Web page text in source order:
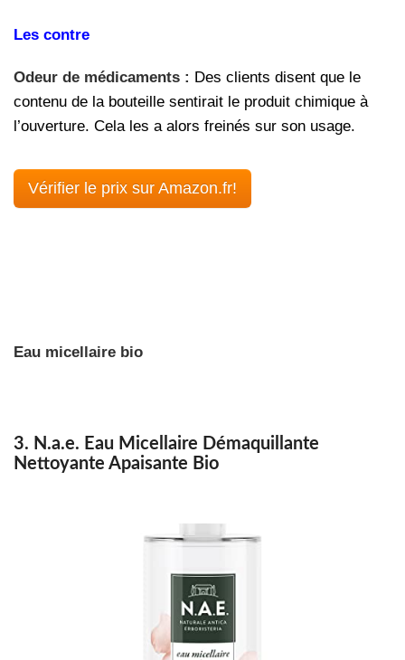
Les contre
Odeur de médicaments : Des clients disent que le
contenu de la bouteille sentirait le produit chimique à
l’ouverture. Cela les a alors freinés sur son usage.
Vérifier le prix sur Amazon.fr!
Eau micellaire bio
3. N.a.e. Eau Micellaire Démaquillante
Nettoyante Apaisante Bio